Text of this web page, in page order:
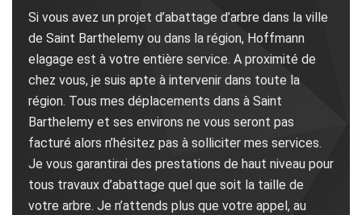
Si vous avez un projet d’abattage d’arbre dans la ville
de Saint Barthelemy ou dans la région, Hoffmann
elagage est à votre entière service. A proximité de
chez vous, je suis apte à intervenir dans toute la
région. Tous mes déplacements dans à Saint
Barthelemy et ses environs ne vous seront pas
facturé alors n’hésitez pas à solliciter mes services.
Je vous garantirai des prestations de haut niveau pour
tous travaux d’abattage quel que soit la taille de
votre arbre. Je n’attends plus que votre appel, au